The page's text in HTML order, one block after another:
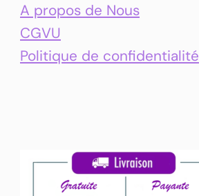
A propos de Nous
CGVU
Politique de confidentialité